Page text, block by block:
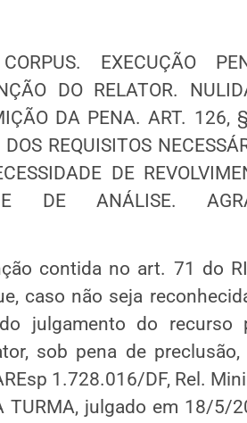
EXECUÇÃO
DO RELATOR.
DA PENA. ART. 126,
REQUISITOS
DE
DE ANÁLISE.
contida no art. 71 do
caso não seja
julgamento do recurso
sob pena de preclusão,
1.728.016/DF, Rel.
TURMA, julgado em 18/5/